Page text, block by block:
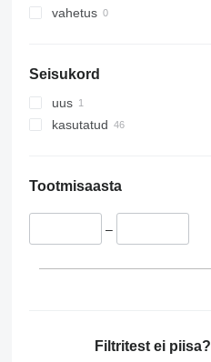
vahetus
Seisukord
uus
kasutatud
Tootmisaasta
–
Filtritest ei piisa?